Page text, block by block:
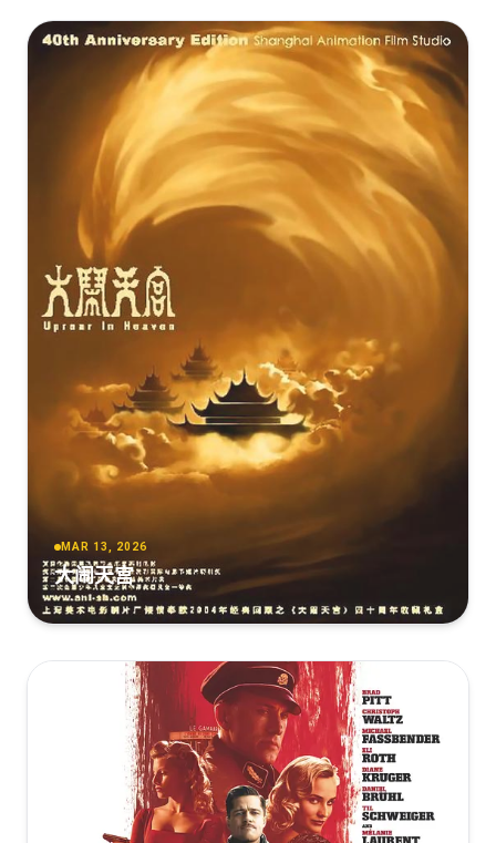
MAR 13, 2026
大闹天宫